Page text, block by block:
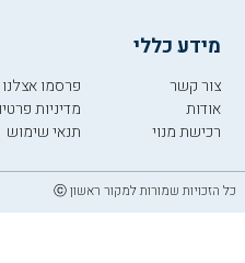
מידע כללי
צור קשר
אודות
רכישת מנוי
פרסמו אצלנו
מדיניות
תנאי שימוש
כל הזכויות שמורות למקור ראשון ⓒ